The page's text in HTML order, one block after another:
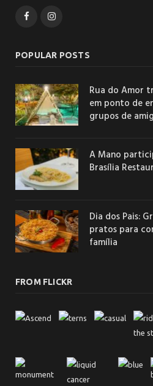
FacebookInstagram
POPULAR POSTS
Rua do Amor
em ponto de
grupos de
A Mano
Brasília
Dia dos Pais:
pratos para
família
FROM FLICKR